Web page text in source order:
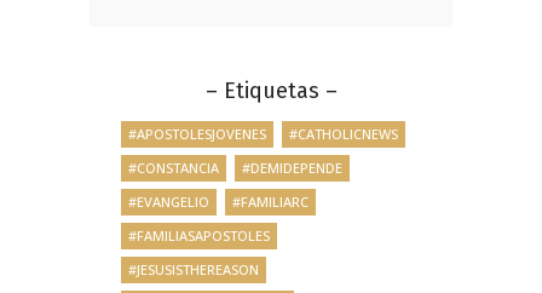
– Etiquetas –
#APOSTOLESJOVENES
#CATHOLICNEWS
#CONSTANCIA
#DEMIDEPENDE
#EVANGELIO
#FAMILIARC
#FAMILIASAPOSTOLES
#JESUSISTHEREASON